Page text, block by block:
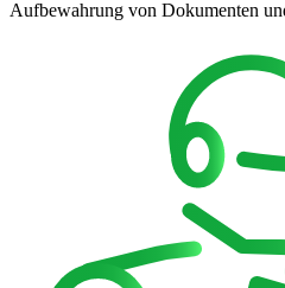
Aufbewahrung von Dokumenten